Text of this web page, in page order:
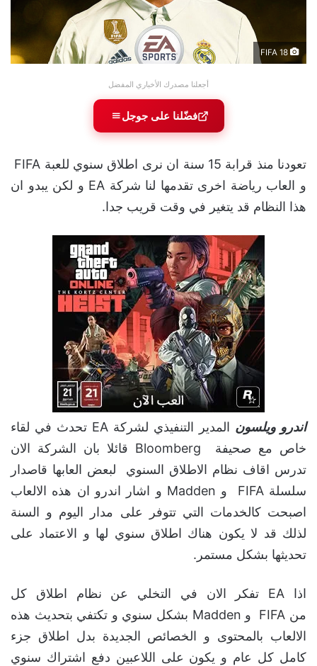
أجعلنا مصدرك الأخباري المفضل
فضّلنا على جوجل
و العاب رياضة اخرى تقدمها لنا شركة EA و لكن يبدو ان
هذا النظام قد يتغير في وقت قريب جدا.
اندرو ويلسون
المدير التنفيذي لشركة EA تحدث في لقاء
خاص مع صحيفة Bloomberg قائلا بان الشركة الان
تدرس اقاف نظام الاطلاق السنوي لبعض العابها قاصدار
سلسلة FIFA و Madden و اشار اندرو ان هذه الالعاب
اصبحت كالخدمات التي تتوفر على مدار اليوم و السنة
لذلك قد لا يكون هناك اطلاق سنوي لها و الاعتماد على
تحديثها بشكل مستمر.
اذا EA تفكر الان في التخلي عن نظام اطلاق كل
من FIFA و Madden بشكل سنوي و تكتفي بتحديث هذه
الالعاب بالمحتوى و الخصائص الجديدة بدل اطلاق جزء
كامل كل عام و يكون على اللاعبين دفع اشتراك سنوي